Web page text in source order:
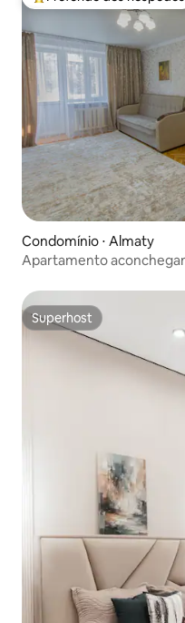
Entre os melhores
Condomínio ⋅ Almaty
Apartamento
Superhost
Superhost